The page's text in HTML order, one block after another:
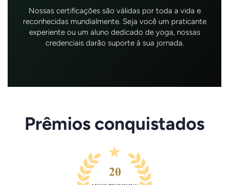
Nossas certificações são válidas por toda a vida e
reconhecidas mundialmente. Seja você um praticante
experiente ou um aluno dedicado de yoga, nossas
credenciais darão suporte à sua jornada.
Prêmios conquistados